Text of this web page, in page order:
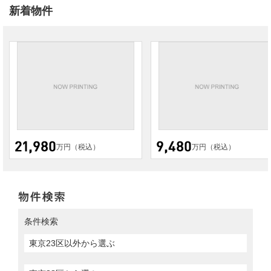
新着物件
万円（税込） 万円（税込）
条件検索